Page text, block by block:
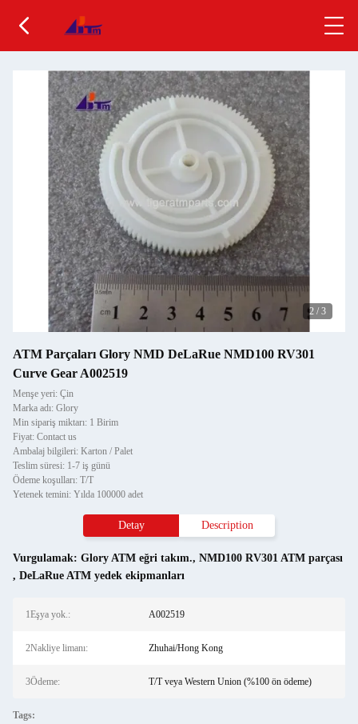
2 / 3
ATM Parçaları Glory NMD DeLaRue NMD100 RV301
Curve Gear A002519
Menşe yeri: Çin
Marka adı: Glory
Min sipariş miktarı: 1 Birim
Fiyat: Contact us
Ambalaj bilgileri: Karton / Palet
Teslim süresi: 1-7 iş günü
Ödeme koşulları: T/T
Yetenek temini: Yılda 100000 adet
Detay Description
Vurgulamak: Glory ATM eğri takım., NMD100 RV301 ATM parçası
, DeLaRue ATM yedek ekipmanları
1Eşya yok.: A002519
2Nakliye limanı: Zhuhai/Hong Kong
3Ödeme: T/T veya Western Union (%100 ön ödeme)
Tags: